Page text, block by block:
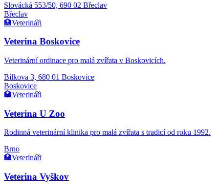
Slovácká 553/50, 690 02 Břeclav
Břeclav
🏥Veterináři
Veterina Boskovice
Veterinární ordinace pro malá zvířata v Boskovicích.
Bílkova 3, 680 01 Boskovice
Boskovice
🏥Veterináři
Veterina U Zoo
Rodinná veterinární klinika pro malá zvířata s tradicí od roku 1992.
Brno
🏥Veterináři
Veterina Vyškov